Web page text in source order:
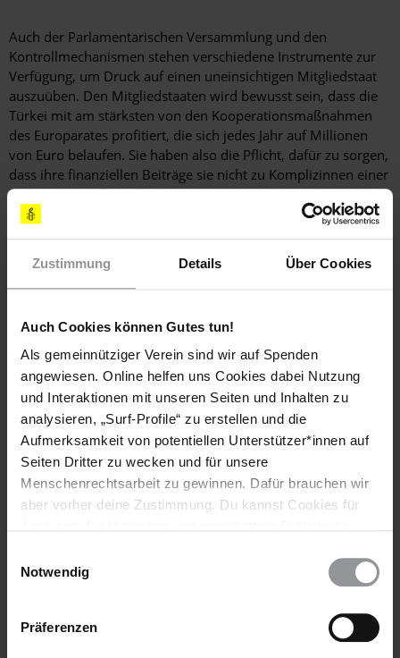
Zustimmung Details Über Cookies
Auch Cookies können Gutes tun!
Als gemeinnütziger Verein sind wir auf Spenden
angewiesen. Online helfen uns Cookies dabei Nutzung
und Interaktionen mit unseren Seiten und Inhalten zu
analysieren, „Surf-Profile“ zu erstellen und die
Aufmerksamkeit von potentiellen Unterstützer*innen auf
Seiten Dritter zu wecken und für unsere
Menschenrechtsarbeit zu gewinnen. Dafür brauchen wir
aber vorher deine Zustimmung. Du kannst Cookies für
wieder ändern. Diesen Banner kannst Du über den Link
Notwendig
Präferenzen
Auch der Parlamentarischen Versammlung und den
Kontrollmechanismen stehen verschiedene Instrumente zur
Verfügung, um Druck auf einen uneinsichtigen Mitgliedstaat
auszuüben. Den Mitgliedstaaten wird bewusst sein, dass die
Türkei mit am stärksten von den Kooperationsmaßnahmen
des Europarates profitiert, die sich jedes Jahr auf Millionen
von Euro belaufen. Sie haben also die Pflicht, dafür zu sorgen,
dass ihre finanziellen Beiträge sie nicht zu Komplizinnen einer
Regierung machen, die das gesamte Menschenrechtssystem
untergräbt und sich politischer Verfolgung schuldig macht.
Ein Tweet von Kenneth Roth, Generalsekretär bei Human
Rights Watch, über die Inhaftierung von Selahattin Demirtaş:
Twitter freischalten
Wir respektieren deine Privatsphäre und stellen
deshalb ohne dein Einverständnis keine Verbindung
zu Twitter her. Hier kannst du deine Einstellungen
verwalten, um eine Verbindung zu den Social-Media-
Kanälen herzustellen.